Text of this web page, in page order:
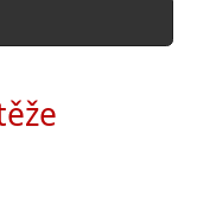
contents